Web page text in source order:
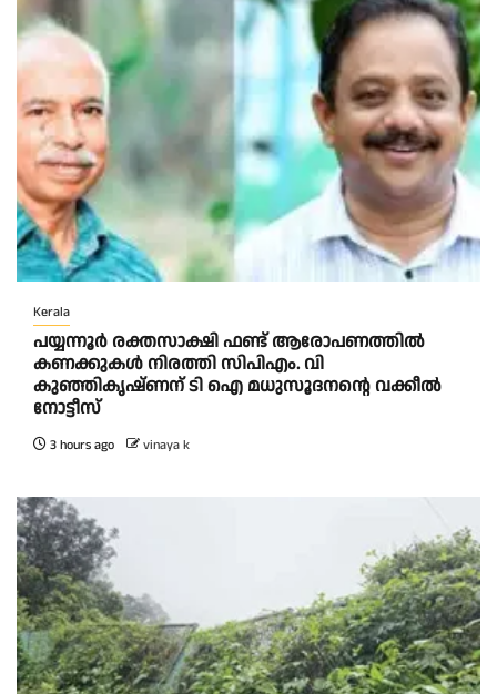
Kerala
പയ്യന്നൂർ രക്തസാക്ഷി ഫണ്ട് ആരോപണത്തിൽ
കണക്കുകൾ നിരത്തി സിപിഎം. വി
കുഞ്ഞികൃഷ്ണന് ടി ഐ മധുസൂദനൻ്റെ വക്കീൽ
നോട്ടീസ്
3 hours ago vinaya k